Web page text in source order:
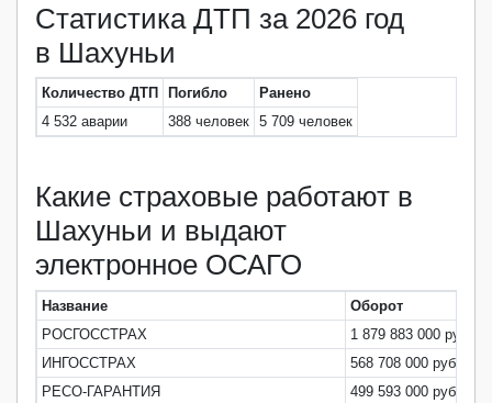
Статистика ДТП за 2026 год
в Шахуньи
Количество ДТП Погибло
Ранено
4 532 аварии
388 человек 5 709 человек
Какие страховые работают в
Шахуньи и выдают
электронное ОСАГО
Название Оборот
РОСГОССТРАХ
1 879 883 000 руб
ИНГОССТРАХ
568 708 000 руб
РЕСО-ГАРАНТИЯ
499 593 000 руб